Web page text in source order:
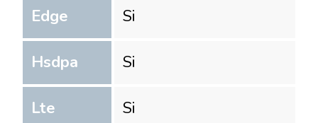
Edge Si
Hsdpa Si
Lte Si